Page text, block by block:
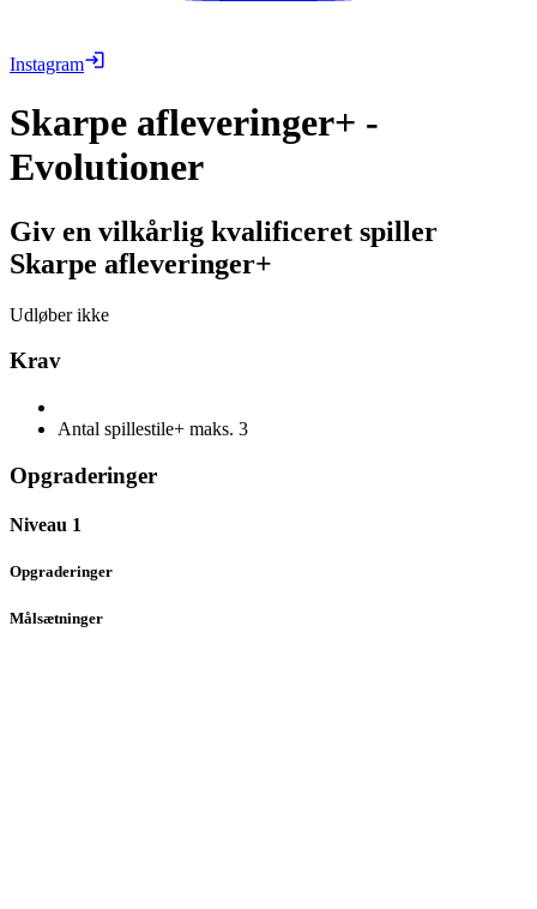
Instagram
Skarpe afleveringer+ -
Evolutioner
Giv en vilkårlig kvalificeret spiller
Skarpe afleveringer+
Udløber ikke
Krav
Antal spillestile+ maks. 3
Opgraderinger
Niveau 1
Opgraderinger
Målsætninger